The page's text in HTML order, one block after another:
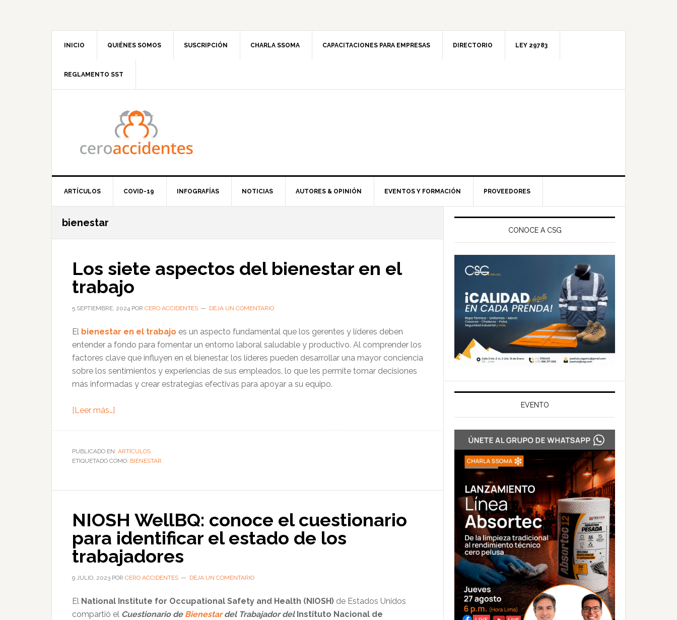
INICIO QUIÉNES SOMOS SUSCRIPCIÓN CHARLA SSOMA CAPACITACIONES PARA EMPRESAS DIRECTORIO LEY 29783
REGLAMENTO SST
ARTÍCULOS COVID-19 INFOGRAFÍAS NOTICIAS AUTORES & OPINIÓN EVENTOS Y FORMACIÓN PROVEEDORES
bienestar
Los siete aspectos del bienestar en el
trabajo
5 SEPTIEMBRE, 2024 POR CERO ACCIDENTES DEJA UN COMENTARIO
El bienestar en el trabajo es un aspecto fundamental que los gerentes y líderes deben
entender a fondo para fomentar un entorno laboral saludable y productivo. Al comprender los
factores clave que influyen en el bienestar, los líderes pueden desarrollar una mayor conciencia
sobre los sentimientos y experiencias de sus empleados, lo que les permite tomar decisiones
más informadas y crear estrategias efectivas para apoyar a su equipo.
[Leer más…]
siete
aspectos
bienestar
el
trabajo
PUBLICADO EN: ARTÍCULOS
ETIQUETADO COMO: BIENESTAR
NIOSH WellBQ: conoce el cuestionario
para identificar el estado de los
trabajadores
9 JULIO, 2023 POR CERO ACCIDENTES DEJA UN COMENTARIO
El National Institute for Occupational Safety and Health (NIOSH) de Estados Unidos
compartió el Cuestionario de Bienestardel Trabajador delInstituto Nacional de
Barra
principal
CONOCE A CSG
EVENTO